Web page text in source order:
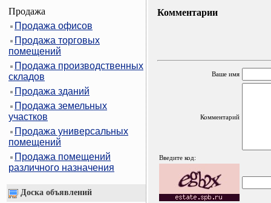
Продажа
Продажа офисов
Продажа торговых
помещений
Продажа производственных
складов
Продажа зданий
Продажа земельных
участков
Продажа универсальных
помещений
Продажа помещений
различного назначения
Доска объявлений
Комментарии
Ваше имя
Комментарий
Введите код: